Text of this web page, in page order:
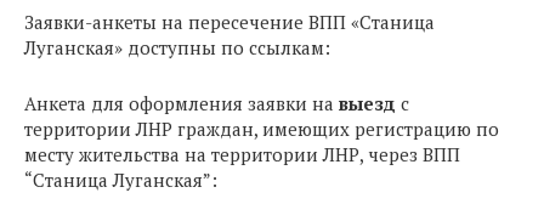
Заявки-анкеты на пересечение ВПП «Станица
Луганская» доступны по ссылкам:
Анкета для оформления заявки на выезд с
территории ЛНР граждан, имеющих регистрацию по
месту жительства на территории ЛНР, через ВПП
“Станица Луганская”: